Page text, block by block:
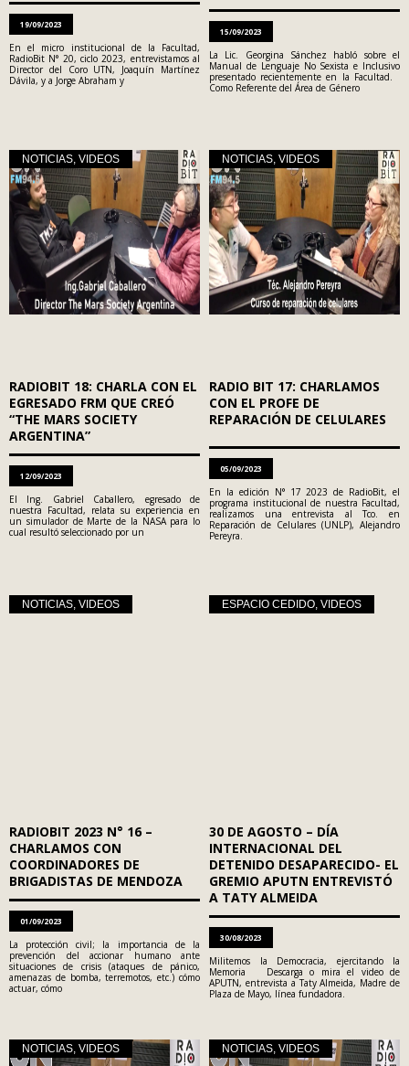
19/09/2023
En el micro institucional de la Facultad,
RadioBit N° 20, ciclo 2023, entrevistamos al
Director del Coro UTN, Joaquín Martínez
Dávila, y a Jorge Abraham y
15/09/2023
La Lic. Georgina Sánchez habló sobre el
Manual de Lenguaje No Sexista e Inclusivo
presentado recientemente en la Facultad.
Como Referente del Área de Género
NOTICIAS, VIDEOS
RADIOBIT 18: CHARLA CON EL
EGRESADO FRM QUE CREÓ
“THE MARS SOCIETY
ARGENTINA”
12/09/2023
El Ing. Gabriel Caballero, egresado de
nuestra Facultad, relata su experiencia en
un simulador de Marte de la NASA para lo
cual resultó seleccionado por un
NOTICIAS, VIDEOS
RADIO BIT 17: CHARLAMOS
CON EL PROFE DE
REPARACIÓN DE CELULARES
05/09/2023
En la edición N° 17 2023 de RadioBit, el
programa institucional de nuestra Facultad,
realizamos una entrevista al Tco. en
Reparación de Celulares (UNLP), Alejandro
Pereyra.
NOTICIAS, VIDEOS
RADIOBIT 2023 N° 16 –
CHARLAMOS CON
COORDINADORES DE
BRIGADISTAS DE MENDOZA
01/09/2023
La protección civil; la importancia de la
prevención del accionar humano ante
situaciones de crisis (ataques de pánico,
amenazas de bomba, terremotos, etc.) cómo
actuar, cómo
ESPACIO CEDIDO, VIDEOS
30 DE AGOSTO – DÍA
INTERNACIONAL DEL
DETENIDO DESAPARECIDO- EL
GREMIO APUTN ENTREVISTÓ
A TATY ALMEIDA
30/08/2023
Militemos la Democracia, ejercitando la
Memoria Descarga o mira el video de
APUTN, entrevista a Taty Almeida, Madre de
Plaza de Mayo, línea fundadora.
NOTICIAS, VIDEOS NOTICIAS, VIDEOS